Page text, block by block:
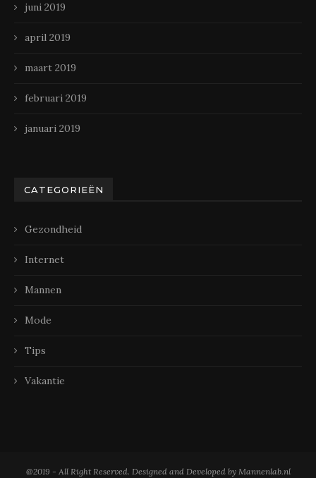
juni 2019
april 2019
maart 2019
februari 2019
januari 2019
CATEGORIEËN
Gezondheid
Internet
Mannen
Mode
Tips
Vakantie
@2019 - All Right Reserved. Designed and Developed by Mannenlab.nl